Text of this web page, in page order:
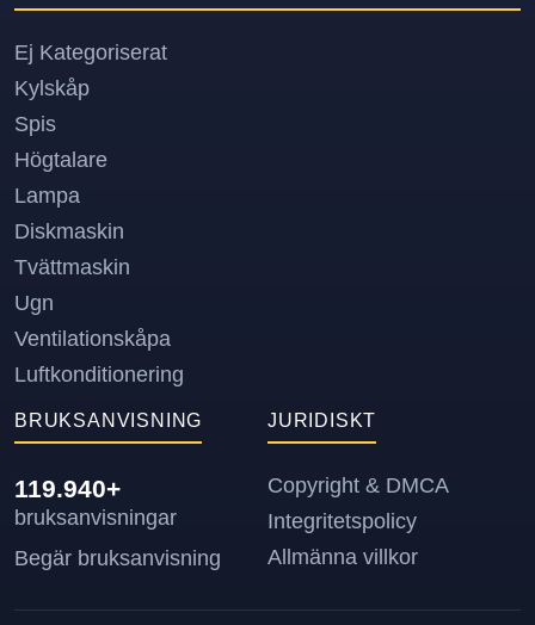
Ej Kategoriserat
Kylskåp
Spis
Högtalare
Lampa
Diskmaskin
Tvättmaskin
Ugn
Ventilationskåpa
Luftkonditionering
BRUKSANVISNING
119.940+
bruksanvisningar
Begär bruksanvisning
JURIDISKT
Copyright & DMCA
Integritetspolicy
Allmänna villkor